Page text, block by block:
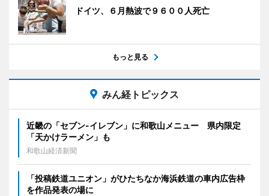
ドイツ、６月熱波で９６００人死亡
もっと見る
みん経トピックス
近畿の「セブン-イレブン」に和歌山メニュー 県内限定
「天かけラーメン」も
和歌山経済新聞
「投稿鉄道ユニオン」がひたちなか海浜鉄道の車内広告枠
を作品発表の場に